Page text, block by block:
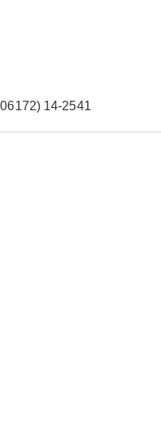
14-2541